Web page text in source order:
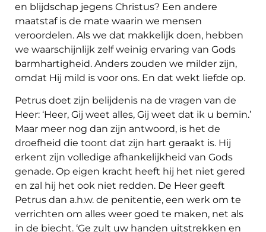
en blijdschap jegens Christus? Een andere
maatstaf is de mate waarin we mensen
veroordelen. Als we dat makkelijk doen, hebben
we waarschijnlijk zelf weinig ervaring van Gods
barmhartigheid. Anders zouden we milder zijn,
omdat Hij mild is voor ons. En dat wekt liefde op.
Petrus doet zijn belijdenis na de vragen van de
Heer: ‘Heer, Gij weet alles, Gij weet dat ik u bemin.’
Maar meer nog dan zijn antwoord, is het de
droefheid die toont dat zijn hart geraakt is. Hij
erkent zijn volledige afhankelijkheid van Gods
genade. Op eigen kracht heeft hij het niet gered
en zal hij het ook niet redden. De Heer geeft
Petrus dan a.h.w. de penitentie, een werk om te
verrichten om alles weer goed te maken, net als
in de biecht. ‘Ge zult uw handen uitstrekken en